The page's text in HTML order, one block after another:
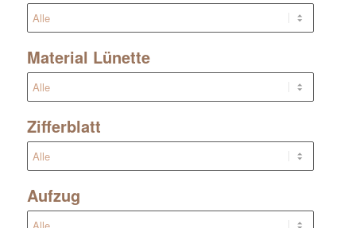
Material Lünette
Zifferblatt
Aufzug